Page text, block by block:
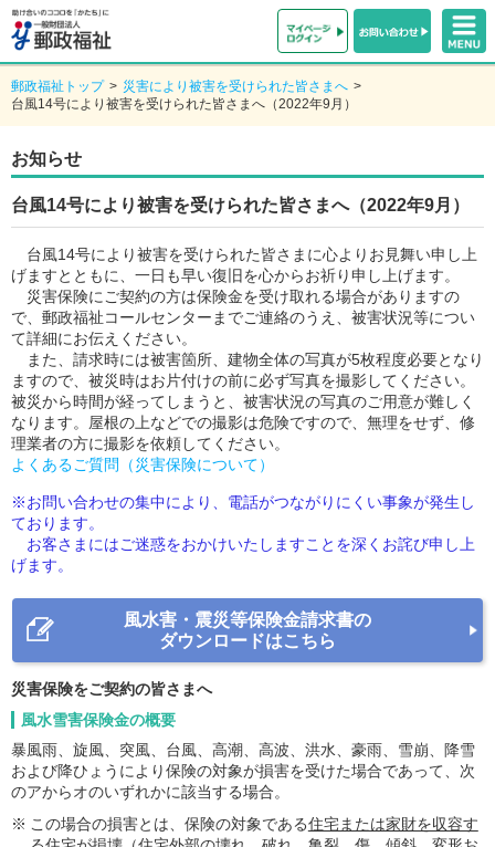
郵政福祉トップ > 災害により被害を受けられた皆さまへ >
台風14号により被害を受けられた皆さまへ（2022年9月）
お知らせ
台風14号により被害を受けられた皆さまへ（2022年9月）
台風14号により被害を受けられた皆さまに心よりお見舞い申し上
げますとともに、一日も早い復旧を心からお祈り申し上げます。
災害保険にご契約の方は保険金を受け取れる場合がありますの
で、郵政福祉コールセンターまでご連絡のうえ、被害状況等につい
て詳細にお伝えください。
また、請求時には被害箇所、建物全体の写真が5枚程度必要となり
ますので、被災時はお片付けの前に必ず写真を撮影してください。
被災から時間が経ってしまうと、被害状況の写真のご用意が難しく
なります。屋根の上などでの撮影は危険ですので、無理をせず、修
理業者の方に撮影を依頼してください。
よくあるご質問（災害保険について）
※お問い合わせの集中により、電話がつながりにくい事象が発生し
ております。
お客さまにはご迷惑をおかけいたしますことを深くお詫び申し上
げます。
風水害・震災等保険金請求書の
ダウンロードはこちら
災害保険をご契約の皆さまへ
風水雪害保険金の概要
暴風雨、旋風、突風、台風、高潮、高波、洪水、豪雨、雪崩、降雪
および降ひょうにより保険の対象が損害を受けた場合であって、次
のアからオのいずれかに該当する場合。
※ この場合の損害とは、保険の対象である住宅または家財を収容す